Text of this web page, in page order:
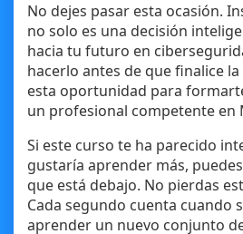
No dejes pasar esta ocasión.
no solo es una decisión
hacia tu futuro en
hacerlo antes de que finalice
esta oportunidad para
un profesional competente en
Si este curso te ha parecido
gustaría aprender más,
que está debajo. No pierdas
Cada segundo cuenta cuando
aprender un nuevo conjunto